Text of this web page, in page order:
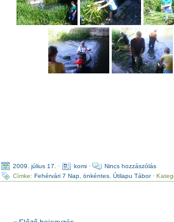
2009. július 17. · komi ·
Nincs hozzászólás
Címke:Fehérvári 7 Nap ,önkéntes ,Útilapu Tábor·